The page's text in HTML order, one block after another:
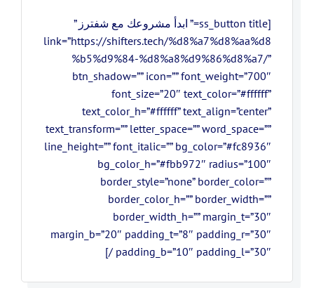
[ss_button title=” ابدأ مشروعك مع شفترز ”
link=”https://shifters.tech/%d8%a7%d8%aa%d8
%b5%d9%84-%d8%a8%d9%86%d8%a7/”
btn_shadow=”” icon=”” font_weight=”700″
font_size=”20″ text_color=”#ffffff”
text_color_h=”#ffffff” text_align=”center”
text_transform=”” letter_space=”” word_space=””
line_height=”” font_italic=”” bg_color=”#fc8936″
bg_color_h=”#fbb972″ radius=”100″
border_style=”none” border_color=””
border_color_h=”” border_width=””
border_width_h=”” margin_t=”30″
margin_b=”20″ padding_t=”8″ padding_r=”30″
padding_b=”10″ padding_l=”30″ /]